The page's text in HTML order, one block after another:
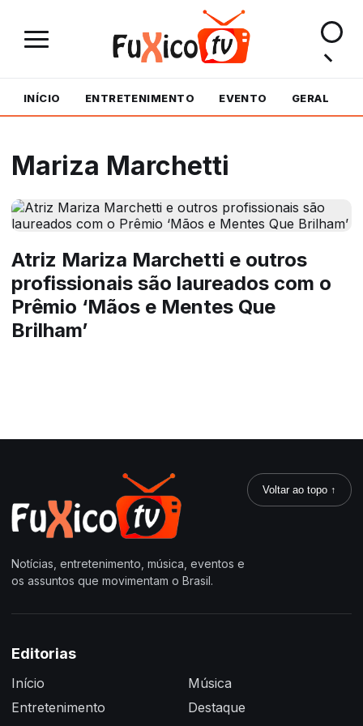
INÍCIO ENTRETENIMENTO EVENTO GERAL
Mariza Marchetti
Atriz Mariza Marchetti e outros
profissionais são laureados com o
Prêmio ‘Mãos e Mentes Que
Brilham’
Notícias, entretenimento, música, eventos e
os assuntos que movimentam o Brasil.
Voltar ao topo ↑
Editorias
Início
Entretenimento
Música
Destaque